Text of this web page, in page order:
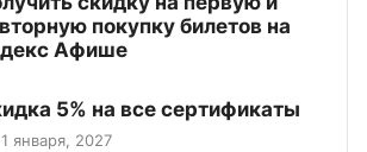
покупку билетов на
Афише
5% на все сертификаты
января, 2027